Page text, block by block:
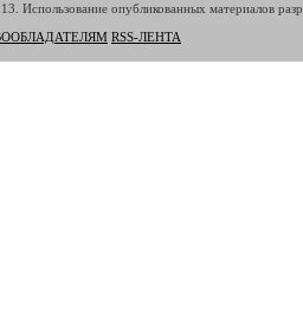
Использование опубликованных материалов
RSS-ЛЕНТА